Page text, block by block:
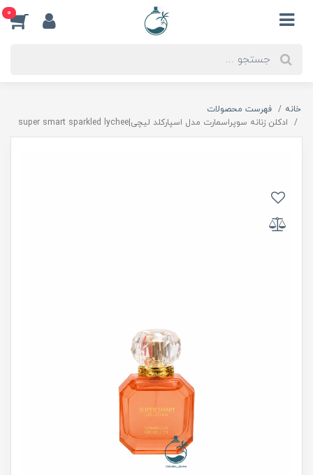
0
خانه
فهرست محصولات
ادكلن زنانه سوپراسمارت مدل اسپاركلد ليچى|super smart sparkled lychee